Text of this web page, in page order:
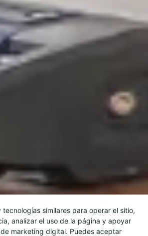
tecnologías similares para operar el sitio,
analizar el uso de la página y apoyar
marketing digital. Puedes aceptar